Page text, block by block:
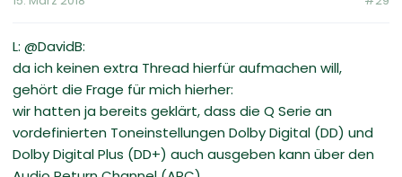
L: @DavidB:
da ich keinen extra Thread hierfür aufmachen will,
gehört die Frage für mich hierher:
wir hatten ja bereits geklärt, dass die Q Serie an
vordefinierten Toneinstellungen Dolby Digital (DD) und
Dolby Digital Plus (DD+) auch ausgeben kann über den